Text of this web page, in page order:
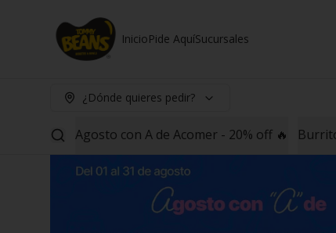
InicioPide AquíSucursales
¿Dónde quieres pedir?
Agosto con A de Acomer - 20% off 🔥